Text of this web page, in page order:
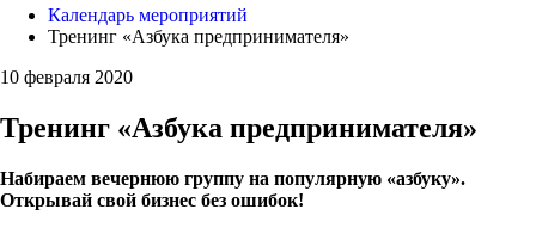
Календарь мероприятий
Тренинг «Азбука предпринимателя»
10 февраля 2020
Тренинг «Азбука предпринимателя»
Набираем вечернюю группу на популярную «азбуку».
Открывай свой бизнес без ошибок!